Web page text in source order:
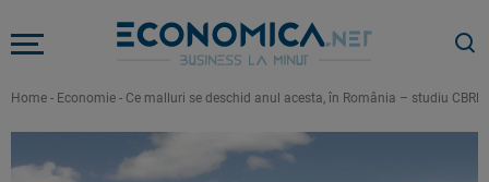
Home - Economie - Ce malluri se deschid anul acesta, în România – studiu CBRE